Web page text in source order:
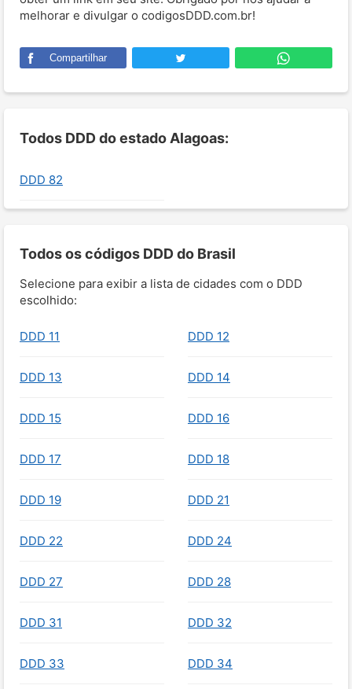
melhorar e divulgar o codigosDDD.com.br!
Compartilhar
Todos DDD do estado Alagoas:
DDD 82
Todos os códigos DDD do Brasil
Selecione para exibir a lista de cidades com o DDD
escolhido:
DDD 11 DDD 12
DDD 13 DDD 14
DDD 15 DDD 16
DDD 17 DDD 18
DDD 19 DDD 21
DDD 22 DDD 24
DDD 27 DDD 28
DDD 31 DDD 32
DDD 33 DDD 34